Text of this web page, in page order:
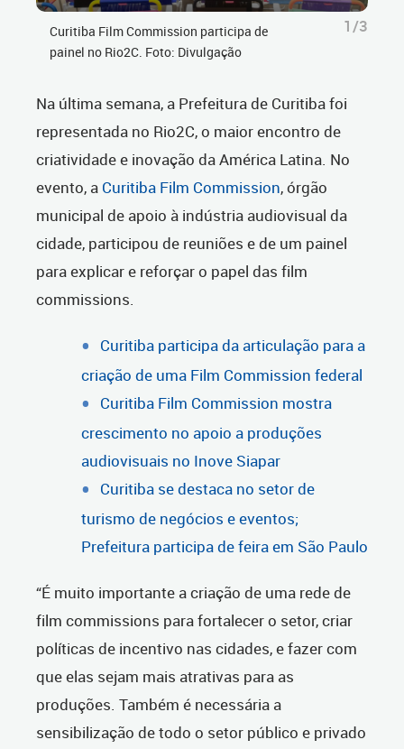
Curitiba Film Commission participa de
painel no Rio2C. Foto: Divulgação
1/3
Na última semana, a Prefeitura de Curitiba foi
representada no Rio2C, o maior encontro de
criatividade e inovação da América Latina. No
evento, a Curitiba Film Commission, órgão
municipal de apoio à indústria audiovisual da
cidade, participou de reuniões e de um painel
para explicar e reforçar o papel das film
commissions.
Curitiba participa da articulação para a
criação de uma Film Commission federal
Curitiba Film Commission mostra
crescimento no apoio a produções
audiovisuais no Inove Siapar
Curitiba se destaca no setor de
turismo de negócios e eventos;
Prefeitura participa de feira em São Paulo
“É muito importante a criação de uma rede de
film commissions para fortalecer o setor, criar
políticas de incentivo nas cidades, e fazer com
que elas sejam mais atrativas para as
produções. Também é necessária a
sensibilização de todo o setor público e privado